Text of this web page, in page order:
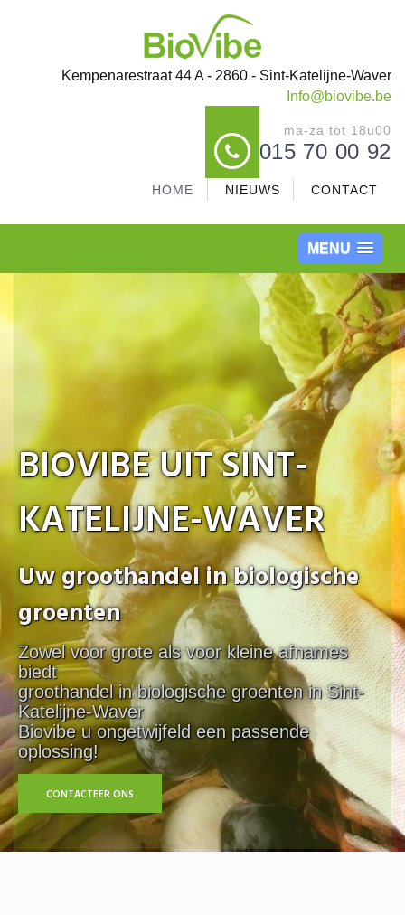
Kempenarestraat 44 A - 2860 - Sint-Katelijne-Waver
Info@biovibe.be
ma-za tot 18u00
015 70 00 92
HOME NIEUWS CONTACT
MENU
BIOVIBE UIT SINT-
KATELIJNE-WAVER
Uw groothandel in biologische
groenten
Zowel voor grote als voor kleine afnames
biedt
groothandel in biologische groenten in Sint-
Katelijne-Waver
Biovibe u ongetwijfeld een passende
oplossing!
CONTACTEER ONS